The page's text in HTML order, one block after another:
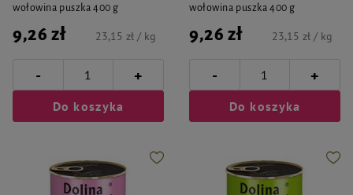
wołowina puszka 400 g
9,26 zł 23,15 zł / kg
- +
Do koszyka
wołowina puszka 400 g
9,26 zł 23,15 zł / kg
- +
Do koszyka